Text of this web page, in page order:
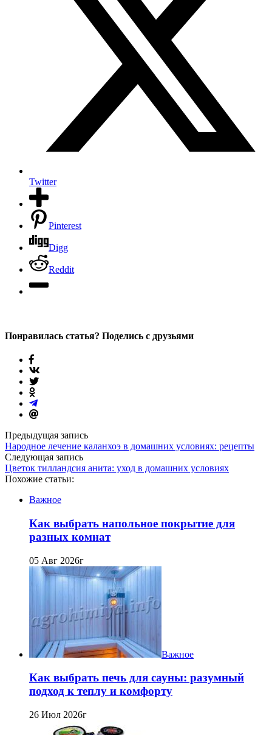
Twitter
Pinterest
Digg
Reddit
Понравилась статья? Поделись с друзьями
Предыдущая запись
Народное лечение каланхоэ в домашних условиях: рецепты
Следующая запись
Цветок тилландсия анита: уход в домашних условиях
Похожие статьи:
Важное
Как выбрать напольное покрытие для
разных комнат
05 Авг 2026г
Важное
Как выбрать печь для сауны: разумный
подход к теплу и комфорту
26 Июл 2026г